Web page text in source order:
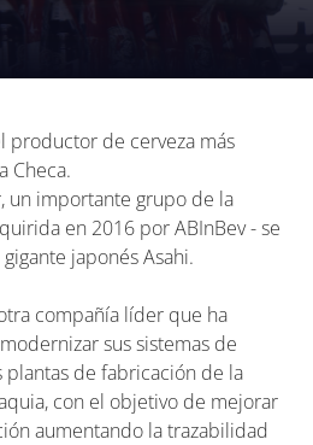
productor de cerveza más
Checa.
un importante grupo de la
en 2016 por ABInBev - se
japonés Asahi.
compañía líder que ha
sus sistemas de
plantas de fabricación de la
con el objetivo de mejorar
aumentando la trazabilidad